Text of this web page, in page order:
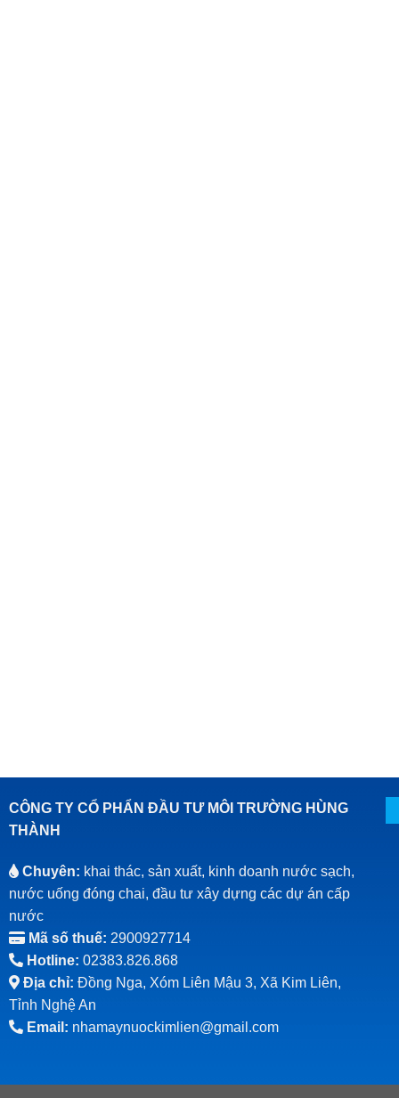
CÔNG TY CỔ PHẨN ĐẦU TƯ MÔI TRƯỜNG HÙNG
THÀNH
Chuyên: khai thác, sản xuất, kinh doanh nước sạch,
nước uống đóng chai, đầu tư xây dựng các dự án cấp
nước
Mã số thuế: 2900927714
Hotline: 02383.826.868
Địa chỉ: Đồng Nga, Xóm Liên Mậu 3, Xã Kim Liên,
Tỉnh Nghệ An
Email: nhamaynuockimlien@gmail.com